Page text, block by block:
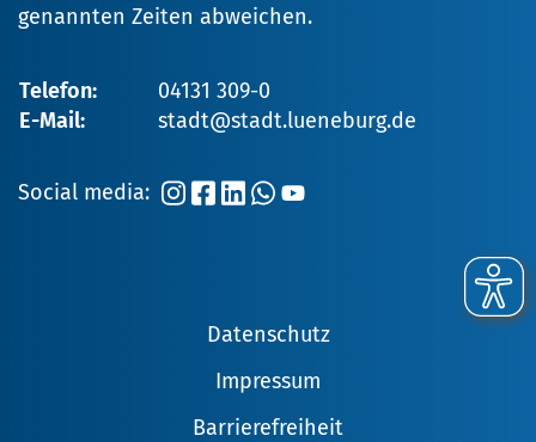
genannten Zeiten abweichen.
Telefon:
04131 309-0
E-Mail:
stadt@stadt.lueneburg.de
Social media:
Datenschutz
Impressum
Barrierefreiheit